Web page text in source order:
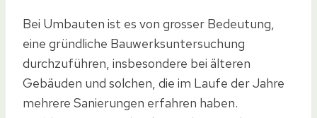
Bei Umbauten ist es von grosser Bedeutung,
eine gründliche Bauwerksuntersuchung
durchzuführen, insbesondere bei älteren
Gebäuden und solchen, die im Laufe der Jahre
mehrere Sanierungen erfahren haben.